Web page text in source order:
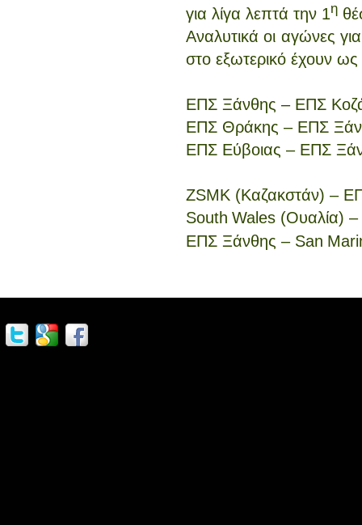
για λίγα λεπτά την 1η
Αναλυτικά οι αγώνες
στο εξωτερικό έχουν ως
ΕΠΣ Ξάνθης – ΕΠΣ
ΕΠΣ Θράκης – ΕΠΣ
ΕΠΣ Εύβοιας – ΕΠΣ
ZSMK (Καζακστάν) –
South Wales (Ουαλία)
ΕΠΣ Ξάνθης – San